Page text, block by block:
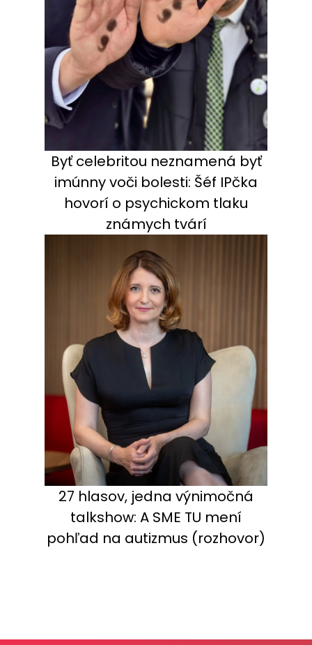
Byť celebritou neznamená byť
imúnny voči bolesti: Šéf IPčka
hovorí o psychickom tlaku
známych tvárí
27 hlasov, jedna výnimočná
talkshow: A SME TU mení
pohľad na autizmus (rozhovor)